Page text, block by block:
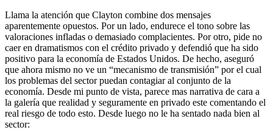
Llama la atención que Clayton combine dos mensajes
aparentemente opuestos. Por un lado, endurece el tono sobre las
valoraciones infladas o demasiado complacientes. Por otro, pide no
caer en dramatismos con el crédito privado y defendió que ha sido
positivo para la economía de Estados Unidos. De hecho, aseguró
que ahora mismo no ve un “mecanismo de transmisión” por el cual
los problemas del sector puedan contagiar al conjunto de la
economía. Desde mi punto de vista, parece mas narrativa de cara a
la galería que realidad y seguramente en privado este comentando el
real riesgo de todo esto. Desde luego no le ha sentado nada bien al
sector: